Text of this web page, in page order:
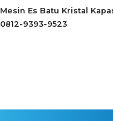
Mesin Es Batu Kristal
0812-9393-9523